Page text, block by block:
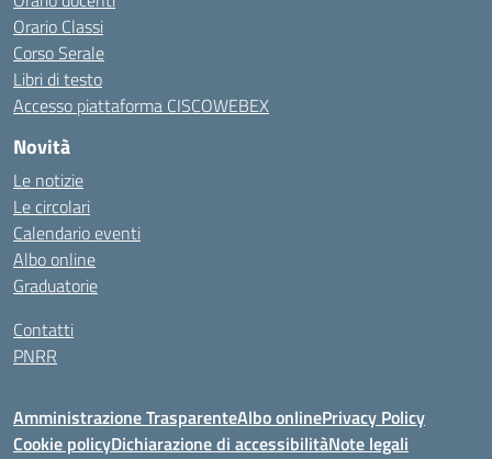
Orario Classi
Corso Serale
Libri di testo
Accesso piattaforma CISCOWEBEX
Novità
Le notizie
Le circolari
Calendario eventi
Albo online
Graduatorie
Contatti
PNRR
Amministrazione TrasparenteAlbo onlinePrivacy Policy
Cookie policyDichiarazione di accessibilitàNote legali